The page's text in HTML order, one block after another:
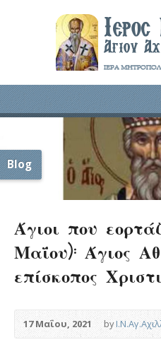
Blog
Άγιοι που
Μαΐου): Άγιος
επίσκοπος
17 Μαΐου, 2021 by